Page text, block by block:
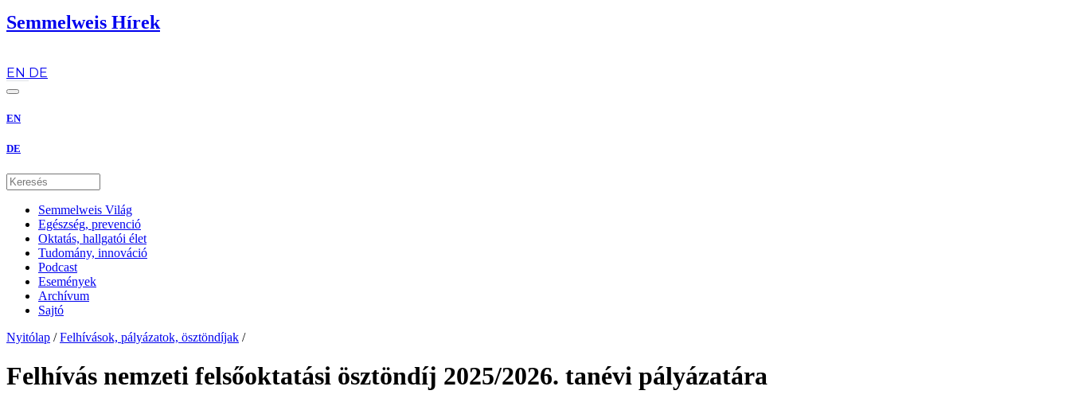
Semmelweis Hírek
EN DE
EN
DE
Semmelweis Világ
Egészség, prevenció
Oktatás, hallgatói élet
Tudomány, innováció
Podcast
Események
Archívum
Sajtó
Nyitólap / Felhívások, pályázatok, ösztöndíjak /
Felhívás nemzeti felsőoktatási ösztöndíj 2025/2026. tanévi pályázatára